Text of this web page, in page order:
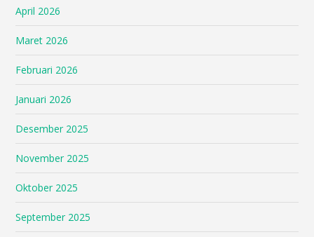
April 2026
Maret 2026
Februari 2026
Januari 2026
Desember 2025
November 2025
Oktober 2025
September 2025